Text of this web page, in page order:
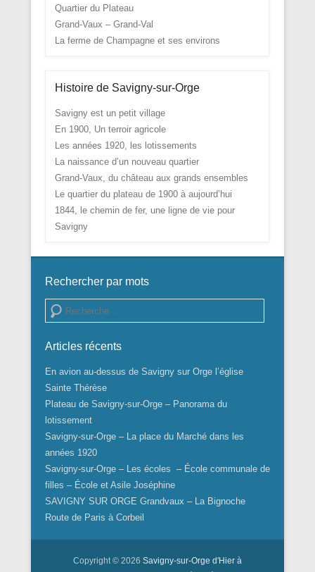
Quartier du Plateau
Grand-Vaux – Grand-Val
La ferme de Champagne et ses environs
Histoire de Savigny-sur-Orge
Savigny est un petit village
En 1900, Un terroir agricole
Les années 1920, les lotissements
La naissance d’un nouveau quartier
Grand-Vaux, du château aux grands ensembles
Le quartier du plateau de 1900 à aujourd’hui
1844, le chemin de fer, une ligne de vie pour
Savigny
Rechercher par mots
Recherche
Articles récents
En avion au-dessus de Savigny sur Orge l’église
Sainte Thérèse
Plateau de Savigny-sur-Orge – Panorama du
lotissement
Savigny-sur-Orge – La place du Marché dans les
années 1920
Savigny-sur-Orge – Les écoles – École communale de
filles – École et Asile Joséphine
SAVIGNY SUR ORGE Grandvaux – La Bignoche
Route de Paris à Corbeil
Copyright © 2026 Savigny-sur-Orge d'Hier à